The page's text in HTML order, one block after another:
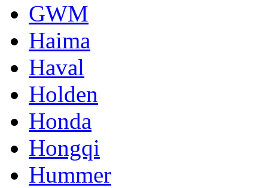
GWM
Haima
Haval
Holden
Honda
Hongqi
Hummer